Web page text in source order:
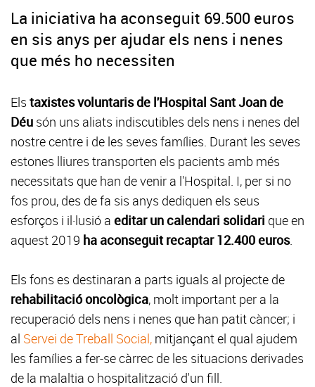
La iniciativa ha aconseguit 69.500 euros
en sis anys per ajudar els nens i nenes
que més ho necessiten
Els taxistes voluntaris de l'Hospital Sant Joan de
Déu són uns aliats indiscutibles dels nens i nenes del
nostre centre i de les seves famílies. Durant les seves
estones lliures transporten els pacients amb més
necessitats que han de venir a l'Hospital. I, per si no
fos prou, des de fa sis anys dediquen els seus
esforços i il·lusió a editar un calendari solidari que en
aquest 2019 ha aconseguit recaptar 12.400 euros.
Els fons es destinaran a parts iguals al projecte de
rehabilitació oncològica, molt important per a la
recuperació dels nens i nenes que han patit càncer; i
al Servei de Treball Social, mitjançant el qual ajudem
les famílies a fer-se càrrec de les situacions derivades
de la malaltia o hospitalització d'un fill.